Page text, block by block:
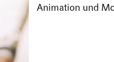
Animation und